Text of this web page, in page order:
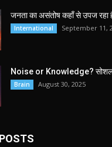
जनता का असंतोष कहाँ से उपज रहा
International September 11,
Noise or Knowledge? सोशल
Brain August 30, 2025